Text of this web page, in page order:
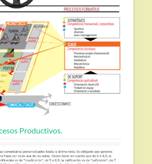
Productivos.